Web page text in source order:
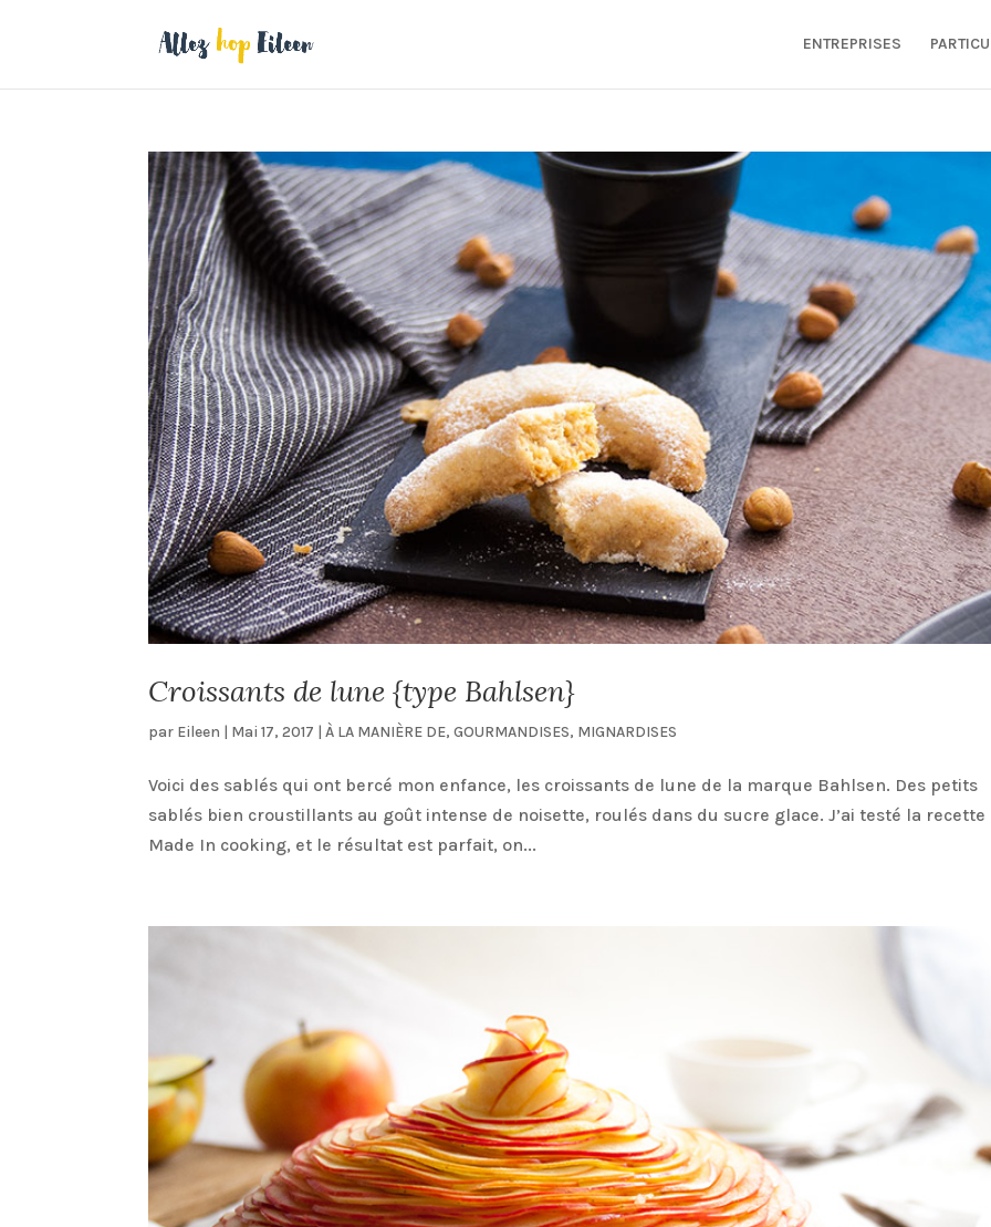
ENTREPRISES
Croissants de lune {type Bahlsen}
par Eileen | Mai 17, 2017 |À LA MANIÈRE DE,GOURMANDISES, MIGNARDISES
Voici des sablés qui ont bercé mon enfance, les croissants de lune de la marque Bahlsen. Des petits
sablés bien croustillants au goût intense de noisette, roulés dans du sucre glace. J’ai testé la recette
Made In cooking, et le résultat est parfait, on...